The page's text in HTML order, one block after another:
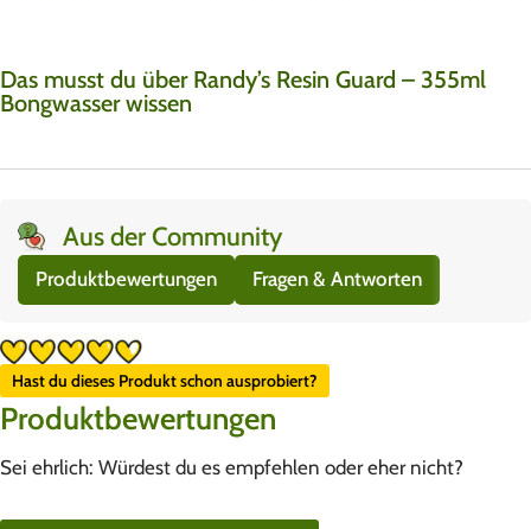
Das musst du über Randy’s Resin Guard – 355ml
Bongwasser wissen
Aus der Community
Produktbewertungen Fragen & Antworten
Hast du dieses Produkt schon ausprobiert?
Produktbewertungen
Sei ehrlich: Würdest du es empfehlen oder eher nicht?